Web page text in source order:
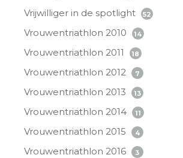
Vrijwilliger in de spotlight 52
Vrouwentriathlon 2010 14
Vrouwentriathlon 2011 18
Vrouwentriathlon 2012 7
Vrouwentriathlon 2013 13
Vrouwentriathlon 2014 11
Vrouwentriathlon 2015 4
Vrouwentriathlon 2016 3